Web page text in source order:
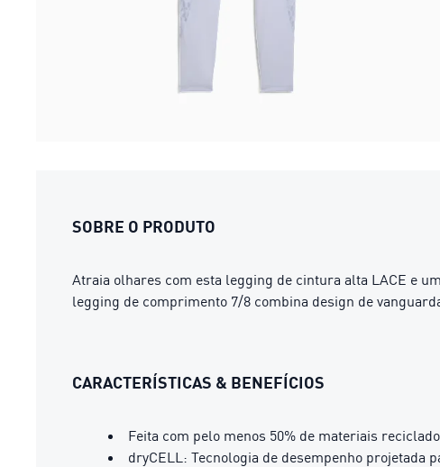
SOBRE O PRODUTO
Atraia olhares com esta legging de cintura alta LACE e
legging de comprimento 7/8 combina design de
CARACTERÍSTICAS & BENEFÍCIOS
Feita com pelo menos 50% de materiais
dryCELL: Tecnologia de desempenho projetada